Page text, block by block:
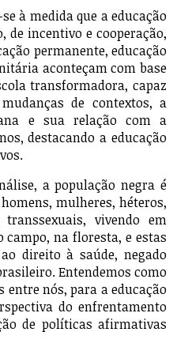
à medida que a educação
de incentivo e cooperação,
permanente, educação
aconteçam com base
transformadora, capaz
de contextos, a
e sua relação com a
destacando a educação
a população negra é
mulheres, héteros,
vivendo em
campo, na floresta, e estas
direito à saúde, negado
Entendemos como
entre nós, para a educação
do enfrentamento
de políticas afirmativas